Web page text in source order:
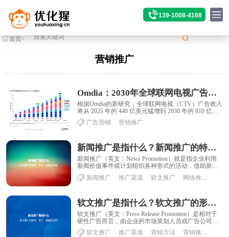
139-1008-4168
首页> 标签>营销推广
营销推广
Omdia：2030年全球联网电视广告收入将达到810亿美元
根据Omdia的新研究，全球联网电视（CTV）广告收入
将从 2025 年的 440 亿美元猛增到 2030 年的 810 亿美
元，预计到 2......
广告营销 营销推广
新闻推广是指什么？新闻推广的特点、优点、渠道及作用
新闻推广（英文：News Promotion）就是指企业利用
新闻价值事件或计划组织各种形式的活动，借助新闻
媒体进行推广的营销方式，是最为高端......
新闻推广 推广渠道 软文推广 网络推广
软文推广是指什么？软文推广的形式、优点、渠道及作用
软文推广（英文：Press Release Promotion）是相对于
硬性广告而言，由企业的市场策划人员或广告公司的
文案人员来负责撰写的“......
软文推广 推广渠道 营销方法 营销推广